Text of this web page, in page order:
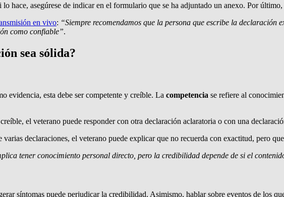
lo hace, asegúrese de indicar en el formulario que se ha adjuntado un anexo. Por
en vivo: “Siempre recomendamos que la persona que escribe la declaración
como confiable”.
sea sólida?
evidencia, esta debe ser competente y creíble. La competencia se refiere al
el veterano puede responder con otra declaración aclaratoria o con una
varias declaraciones, el veterano puede explicar que no recuerda con exactitud, pero
tener conocimiento personal directo, pero la credibilidad depende de si el
síntomas puede perjudicar la credibilidad. Asimismo, hablar sobre eventos de los